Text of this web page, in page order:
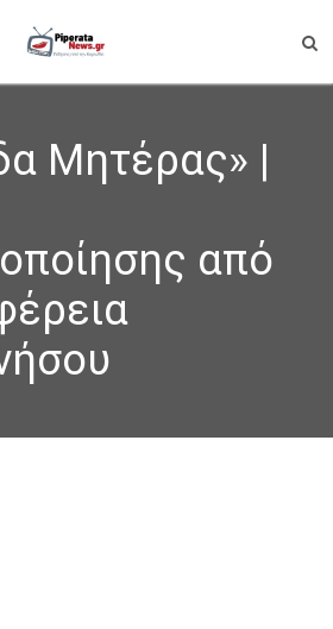
Μητέρας» |
από